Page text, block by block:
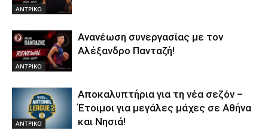
ΑΝTΡΙΚΟ
ΑΝTΡΙΚΟ
Ανανέωση συνεργασίας με τον
Αλέξανδρο Πανταζή!
ΑΝTΡΙΚΟ
Αποκαλυπτήρια για τη νέα σεζόν –
Έτοιμοι για μεγάλες μάχες σε Αθήνα
και Νησιά!